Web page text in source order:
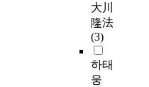
大川
隆法
(3)
하태
웅